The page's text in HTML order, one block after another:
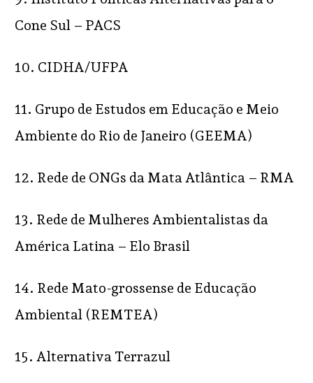
Cone Sul – PACS
10. CIDHA/UFPA
11. Grupo de Estudos em Educação e Meio
Ambiente do Rio de Janeiro (GEEMA)
12. Rede de ONGs da Mata Atlântica – RMA
13. Rede de Mulheres Ambientalistas da
América Latina – Elo Brasil
14. Rede Mato-grossense de Educação
Ambiental (REMTEA)
15. Alternativa Terrazul